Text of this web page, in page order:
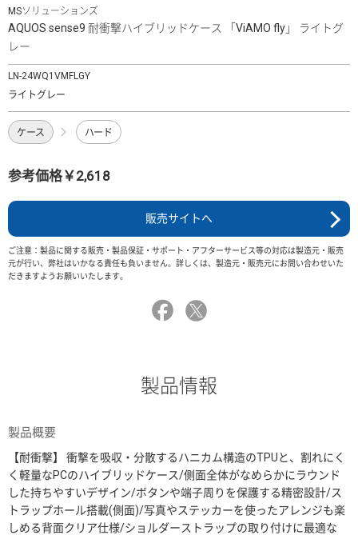
MSソリューションズ
AQUOS sense9 耐衝撃ハイブリッドケース 「ViAMO fly」 ライトグ
レー
LN-24WQ1VMFLGY
ライトグレー
ケース ハード
参考価格￥2,618
販売サイトへ
ご注意：製品に関する販売・製品保証・サポート・アフターサービス等の対応は製造元・販売
元が行い、弊社はいかなる責任も負いません。詳しくは、製造元・販売元にお問い合わせいた
だきますようお願いいたします。
製品情報
製品概要
【耐衝撃】 衝撃を吸収・分散するハニカム構造のTPUと、割れにく
く軽量なPCのハイブリッドケース/側面全体がなめらかにラウンド
した持ちやすいデザイン/ボタンや端子周りを保護する精密設計/ス
トラップホール搭載(側面)/写真やステッカーを使ったアレンジも楽
しめる背面クリア仕様/ショルダーストラップの取り付けに最適な